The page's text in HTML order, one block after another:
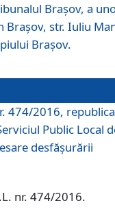
Brașov, a
Brașov, str. Iuliu
Brașov.
474/2016,
Public Local
desfăşurării
nr. 474/2016.